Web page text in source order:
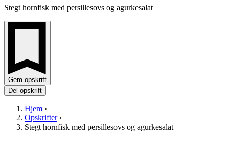
Stegt hornfisk med persillesovs og agurkesalat
Gem opskrift
Del opskrift
Hjem ›
Opskrifter›
Stegt hornfisk med persillesovs og agurkesalat